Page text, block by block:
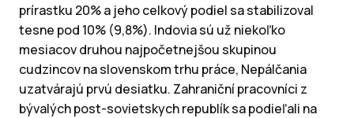
prírastku 20% a jeho celkový podiel sa stabilizoval
tesne pod 10% (9,8%). Indovia sú už niekoľko
mesiacov druhou najpočetnejšou skupinou
cudzincov na slovenskom trhu práce, Nepálčania
uzatvárajú prvú desiatku. Zahraniční pracovníci z
bývalých post-sovietskych republík sa podieľali na